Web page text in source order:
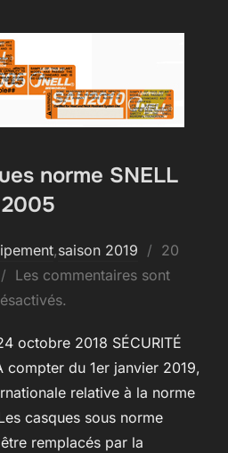
norme SNELL
2005
,saison 2019
Publié
le
20
Les commentaires sont
octobre 2018 SÉCURITÉ
compter du 1er janvier 2019,
relative à la norme
casques sous norme
remplacés par la